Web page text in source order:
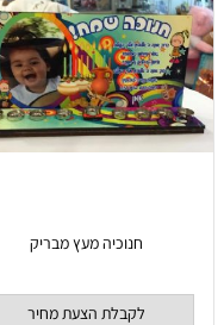
חנוכיה מעץ מבריק
לקבלת הצעת מחיר